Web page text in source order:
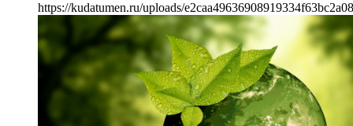
https://kudatumen.ru/uploads/